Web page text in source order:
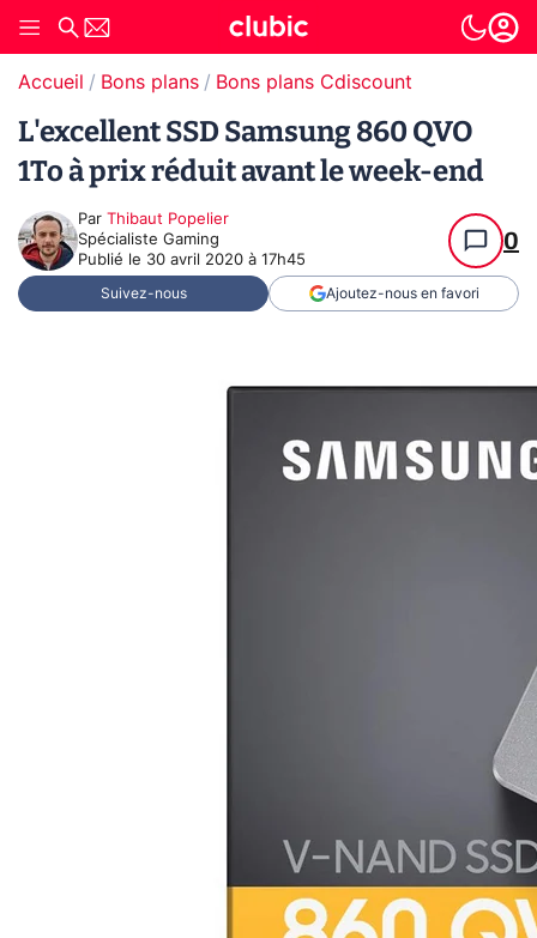
Accueil Bons plans Bons plans Cdiscount
L'excellent SSD Samsung 860 QVO
1To à prix réduit avant le week-end
Par Thibaut Popelier
Spécialiste Gaming
Publié le 30 avril 2020 à 17h45
0
Suivez-nous Ajoutez-nous en favori